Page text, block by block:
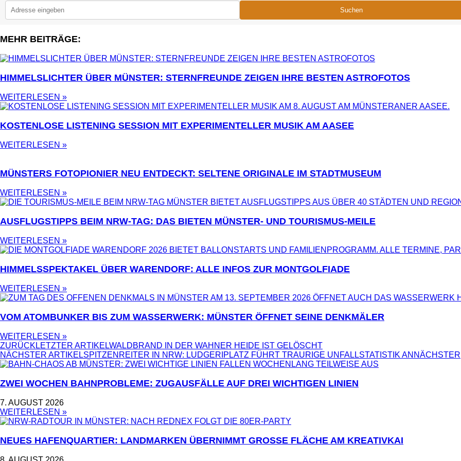
2
Suchen
MEHR BEITRÄGE:
HIMMELSLICHTER ÜBER MÜNSTER: STERNFREUNDE ZEIGEN IHRE BESTEN ASTROFOTOS
WEITERLESEN »
KOSTENLOSE LISTENING SESSION MIT EXPERIMENTELLER MUSIK AM AASEE
WEITERLESEN »
MÜNSTERS FOTOPIONIER NEU ENTDECKT: SELTENE ORIGINALE IM STADTMUSEUM
WEITERLESEN »
AUSFLUGSTIPPS BEIM NRW-TAG: DAS BIETEN MÜNSTER- UND TOURISMUS-MEILE
WEITERLESEN »
HIMMELSSPEKTAKEL ÜBER WARENDORF: ALLE INFOS ZUR MONTGOLFIADE
WEITERLESEN »
VOM ATOMBUNKER BIS ZUM WASSERWERK: MÜNSTER ÖFFNET SEINE DENKMÄLER
WEITERLESEN »
ZURÜCK LETZTER ARTIKELWALDBRAND IN DER WAHNER HEIDE IST GELÖSCHT
NÄCHSTER ARTIKELSPITZENREITER IN NRW: LUDGERIPLATZ FÜHRT TRAURIGE UNFALLSTATISTIK AN NÄCHSTER
ZWEI WOCHEN BAHNPROBLEME: ZUGAUSFÄLLE AUF DREI WICHTIGEN LINIEN
7. AUGUST 2026
WEITERLESEN »
NEUES HAFENQUARTIER: LANDMARKEN ÜBERNIMMT GROSSE FLÄCHE AM KREATIVKAI